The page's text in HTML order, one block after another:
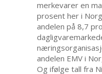
merkevarer en
prosent her i
andelen på 8,7
andelen EMV i
Og ifølge tall fra